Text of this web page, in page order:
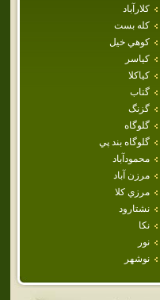
كلارآباد
كله بست
كوهي خيل
كياسر
كياكلا
گتاب
گزنگ
گلوگاه
گلوگاه بند پي
محمودآباد
مرزن آباد
مرزي كلا
نشتارود
نكا
نور
نوشهر